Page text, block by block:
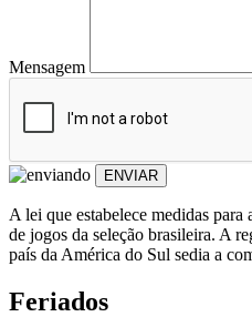
Mensagem
ENVIAR
A lei que estabelece medidas
de jogos da seleção brasileira. A
país da América do Sul sedia a
Feriados